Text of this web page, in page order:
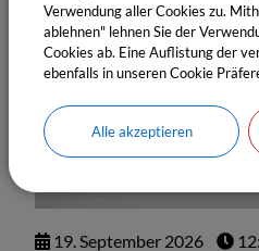
19.September 2026
Verwendung aller Cookies zu.
ablehnen" lehnen Sie der
Cookies ab. Eine Auflistung der
ebenfalls in unseren Cookie
Alle akzeptieren